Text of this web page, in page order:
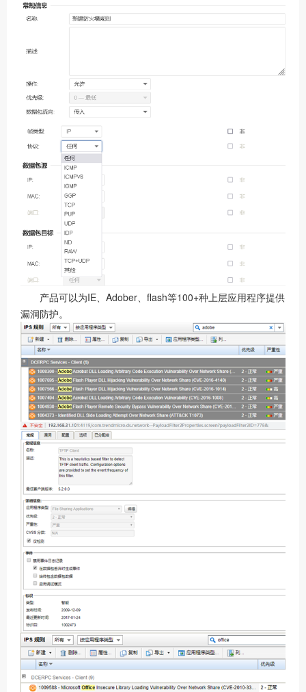
产品可以为IE、Adober、flash等100+种上层应用程序提供
漏洞防护。